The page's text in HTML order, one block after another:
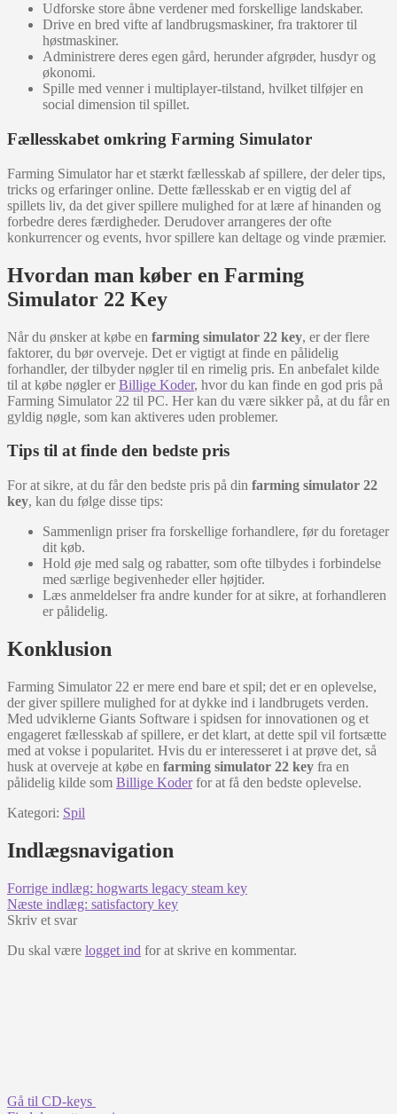
Udforske store åbne verdener med forskellige landskaber.
Drive en bred vifte af landbrugsmaskiner, fra traktorer til
høstmaskiner.
Administrere deres egen gård, herunder afgrøder, husdyr og
økonomi.
Spille med venner i multiplayer-tilstand, hvilket tilføjer en
social dimension til spillet.
Fællesskabet omkring Farming Simulator
Farming Simulator har et stærkt fællesskab af spillere, der deler tips,
tricks og erfaringer online. Dette fællesskab er en vigtig del af
spillets liv, da det giver spillere mulighed for at lære af hinanden og
forbedre deres færdigheder. Derudover arrangeres der ofte
konkurrencer og events, hvor spillere kan deltage og vinde præmier.
Hvordan man køber en Farming
Simulator 22 Key
Når du ønsker at købe en farming simulator 22 key, er der flere
faktorer, du bør overveje. Det er vigtigt at finde en pålidelig
forhandler, der tilbyder nøgler til en rimelig pris. En anbefalet kilde
til at købe nøgler erBillige Koder, hvor du kan finde en god pris på
Farming Simulator 22 til PC. Her kan du være sikker på, at du får en
gyldig nøgle, som kan aktiveres uden problemer.
Tips til at finde den bedste pris
For at sikre, at du får den bedste pris på din farming simulator 22
key, kan du følge disse tips:
Sammenlign priser fra forskellige forhandlere, før du foretager
dit køb.
Hold øje med salg og rabatter, som ofte tilbydes i forbindelse
med særlige begivenheder eller højtider.
Læs anmeldelser fra andre kunder for at sikre, at forhandleren
er pålidelig.
Konklusion
Farming Simulator 22 er mere end bare et spil; det er en oplevelse,
der giver spillere mulighed for at dykke ind i landbrugets verden.
Med udviklerne Giants Software i spidsen for innovationen og et
engageret fællesskab af spillere, er det klart, at dette spil vil fortsætte
med at vokse i popularitet. Hvis du er interesseret i at prøve det, så
husk at overveje at købe en farming simulator 22 key fra en
pålidelig kilde som Billige Koderfor at få den bedste oplevelse.
Kategori: Spil
Indlægsnavigation
Forrige indlæg: hogwarts legacy steam key
Næste indlæg: satisfactory key
Skriv et svar
Du skal være logget ind for at skrive en kommentar.
Gå til CD-keys